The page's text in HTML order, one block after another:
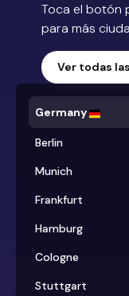
Toca el botón
para más
Ver todas
Germany
Berlin
Munich
Frankfurt
Hamburg
Cologne
Stuttgart